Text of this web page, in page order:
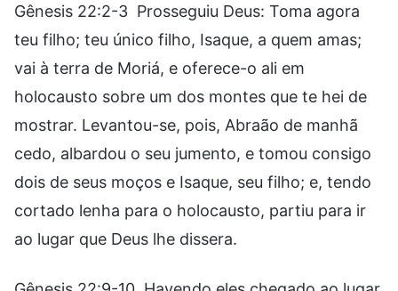
Gênesis 22:2-3 Prosseguiu Deus: Toma agora
teu filho; teu único filho, Isaque, a quem amas;
vai à terra de Moriá, e oferece-o ali em
holocausto sobre um dos montes que te hei de
mostrar. Levantou-se, pois, Abraão de manhã
cedo, albardou o seu jumento, e tomou consigo
dois de seus moços e Isaque, seu filho; e, tendo
cortado lenha para o holocausto, partiu para ir
ao lugar que Deus lhe dissera.